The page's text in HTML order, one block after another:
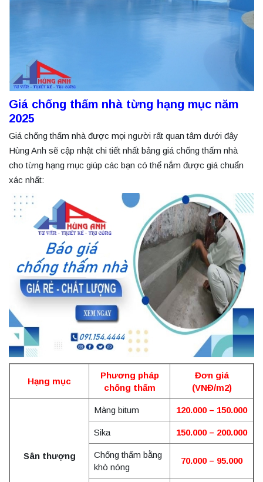
Giá chống thấm nhà từng hạng mục năm
2025
Giá chống thấm nhà được mọi người rất quan tâm dưới đây
Hùng Anh sẽ cập nhật chi tiết nhất bảng giá chống thấm nhà
cho từng hạng mục giúp các bạn có thể nắm được giá chuẩn
xác nhất:
Hạng mục
Phương pháp
chống thấm
Đơn giá
(VNĐ/m2)
Sân thượng
Màng bitum 120.000 – 150.000
Sika 150.000 – 200.000
Chống thấm bằng
khò nóng
70.000 – 95.000